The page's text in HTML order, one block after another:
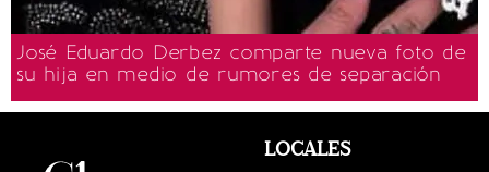
José Eduardo Derbez comparte nueva foto de
su hija en medio de rumores de separación
LOCALES